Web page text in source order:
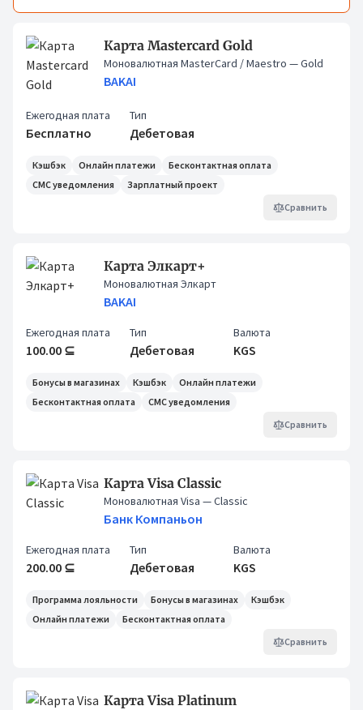
Карта Mastercard Gold
Моновалютная MasterCard / Maestro — Gold
BAKAI
Ежегодная плата
Бесплатно
Тип
Дебетовая
Кэшбэк Онлайн платежи
Бесконтактная оплата
СМС уведомления
Зарплатный проект
Сравнить
Карта Элкарт+
Моновалютная Элкарт
BAKAI
Ежегодная плата
100.00 ⊆
Тип
Дебетовая
Валюта
KGS
Бонусы в магазинах Кэшбэк
Онлайн платежи
Бесконтактная оплата
СМС уведомления
Сравнить
Карта Visa Classic
Моновалютная Visa — Classic
Банк Компаньон
Ежегодная плата
200.00 ⊆
Тип
Дебетовая
Валюта
KGS
Программа лояльности Бонусы в магазинах
Кэшбэк
Онлайн платежи
Бесконтактная оплата
Сравнить
Карта Visa Platinum